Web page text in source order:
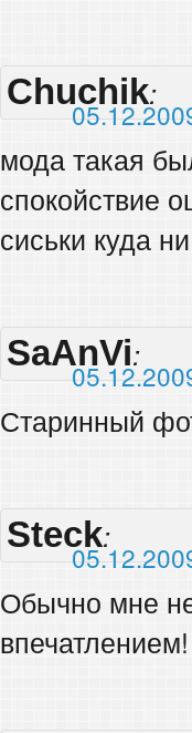
Chuchik:
мода такая
спокойствие
сиськи куда
SaAnVi:
Старинный
Steck:
Обычно мне